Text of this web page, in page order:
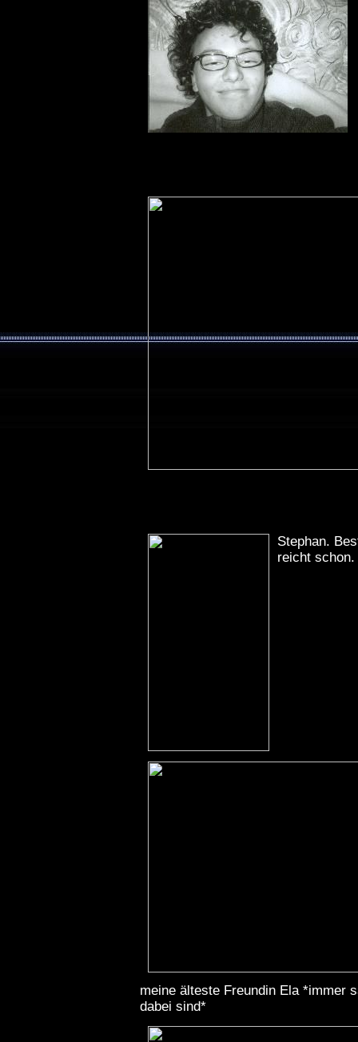
Stephan.
reicht
meine älteste Freundin Ela *immer
dabei sind*